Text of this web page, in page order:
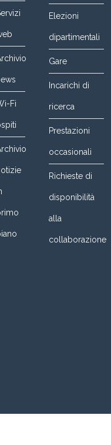
Fi
Elezioni
dipartimentali
Gare
Incarichi di
ricerca
Prestazioni
occasionali
Richieste di
disponibilità
alla
collaborazione